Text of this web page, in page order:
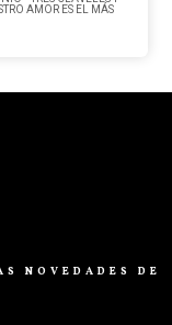
AMOR ES EL MÁS
NOVEDADES DE